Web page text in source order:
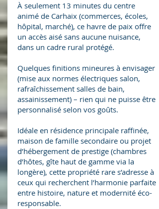
À seulement 13 minutes du centre
animé de Carhaix (commerces, écoles,
hôpital, marché), ce havre de paix offre
un accès aisé sans aucune nuisance,
dans un cadre rural protégé.
Quelques finitions mineures à envisager
(mise aux normes électriques salon,
rafraîchissement salles de bain,
assainissement) – rien qui ne puisse être
personnalisé selon vos goûts.
Idéale en résidence principale raffinée,
maison de famille secondaire ou projet
d’hébergement de prestige (chambres
d’hôtes, gîte haut de gamme via la
longère), cette propriété rare s’adresse à
ceux qui recherchent l’harmonie parfaite
entre histoire, nature et modernité éco-
responsable.